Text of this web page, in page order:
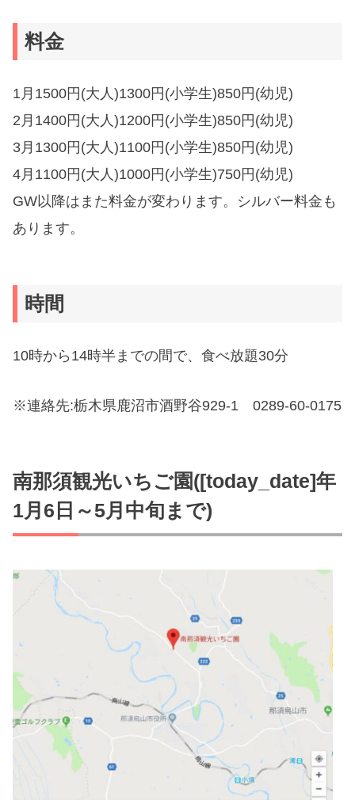
料金
1月1500円(大人)1300円(小学生)850円(幼児)
2月1400円(大人)1200円(小学生)850円(幼児)
3月1300円(大人)1100円(小学生)850円(幼児)
4月1100円(大人)1000円(小学生)750円(幼児)
GW以降はまた料金が変わります。シルバー料金も
あります。
時間
10時から14時半までの間で、食べ放題30分
※連絡先:栃木県鹿沼市酒野谷929-1 0289-60-0175
南那須観光いちご園([today_date]年
1月6日～5月中旬まで)